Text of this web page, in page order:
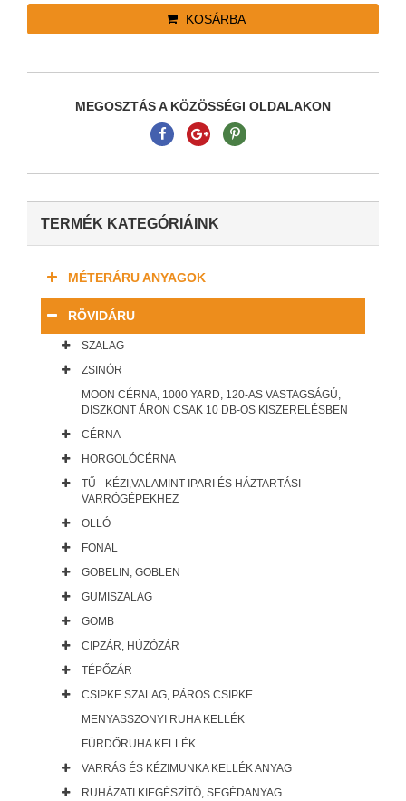
KOSÁRBA
MEGOSZTÁS A KÖZÖSSÉGI OLDALAKON
TERMÉK KATEGÓRIÁINK
MÉTERÁRU ANYAGOK
RÖVIDÁRU
SZALAG
ZSINÓR
MOON CÉRNA, 1000 YARD, 120-AS VASTAGSÁGÚ,
DISZKONT ÁRON CSAK 10 DB-OS KISZERELÉSBEN
CÉRNA
HORGOLÓCÉRNA
TŰ - KÉZI,VALAMINT IPARI ÉS HÁZTARTÁSI
VARRÓGÉPEKHEZ
OLLÓ
FONAL
GOBELIN, GOBLEN
GUMISZALAG
GOMB
CIPZÁR, HÚZÓZÁR
TÉPŐZÁR
CSIPKE SZALAG, PÁROS CSIPKE
MENYASSZONYI RUHA KELLÉK
FÜRDŐRUHA KELLÉK
VARRÁS ÉS KÉZIMUNKA KELLÉK ANYAG
RUHÁZATI KIEGÉSZÍTŐ, SEGÉDANYAG